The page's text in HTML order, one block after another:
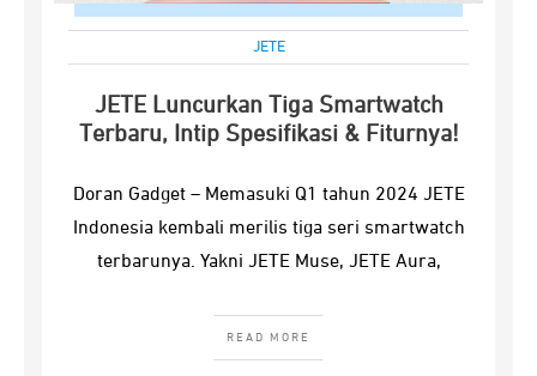
JETE
JETE Luncurkan Tiga Smartwatch
Terbaru, Intip Spesifikasi & Fiturnya!
Doran Gadget – Memasuki Q1 tahun 2024 JETE
Indonesia kembali merilis tiga seri smartwatch
terbarunya. Yakni JETE Muse, JETE Aura,
READ MORE